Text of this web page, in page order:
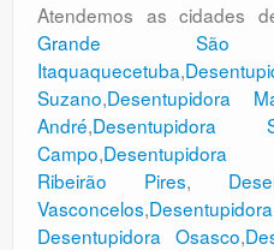
Atendemos as cidades
Grande São
Itaquaquecetuba,
Suzano,Desentupidora
André,
Campo,Desentupidora
Ribeirão Pires,
Vasconcelos,
Desentupidora Osasco,